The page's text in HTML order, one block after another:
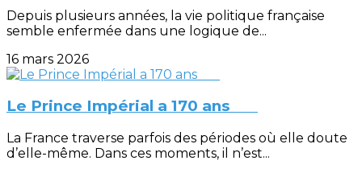
Depuis plusieurs années, la vie politique française
semble enfermée dans une logique de...
16 mars 2026
Le Prince Impérial a 170 ans
La France traverse parfois des périodes où elle doute
d’elle-même. Dans ces moments, il n’est...